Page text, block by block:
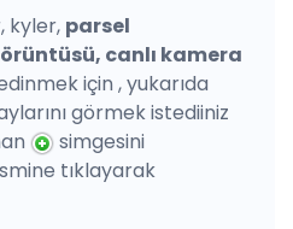
kyler, parsel
canlı kamera
için , yukarıda
görmek istediiniz
simgesini
tıklayarak